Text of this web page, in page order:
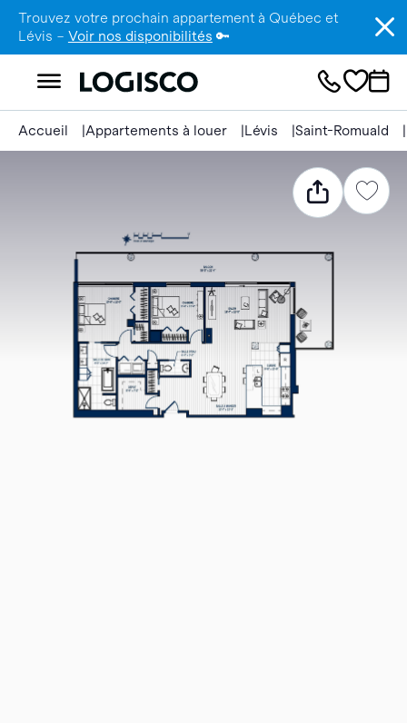
Trouvez votre prochain appartement à Québec et
Lévis – Voir nos disponibilités 🔑
Accueil Appartements à louer Lévis Saint-Romuald